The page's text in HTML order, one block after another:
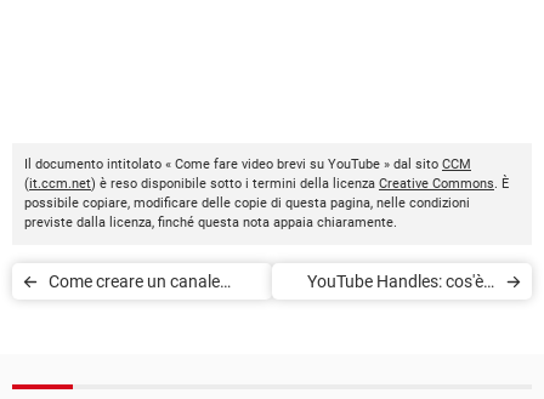
Il documento intitolato « Come fare video brevi su YouTube » dal sito CCM
(it.ccm.net) è reso disponibile sotto i termini della licenza Creative Commons. È
possibile copiare, modificare delle copie di questa pagina, nelle condizioni
previste dalla licenza, finché questa nota appaia chiaramente.
Come creare un canale
YouTube Handles: cos'è e